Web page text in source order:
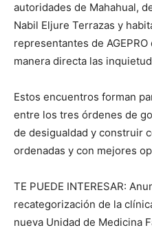
autoridades de Mahahual,
Nabil Eljure Terrazas y
representantes de
manera directa las
Estos encuentros forman
entre los tres órdenes de
de desigualdad y construir
ordenadas y con mejores
TE PUEDE INTERESAR:
recategorización de la
nueva Unidad de Medicina